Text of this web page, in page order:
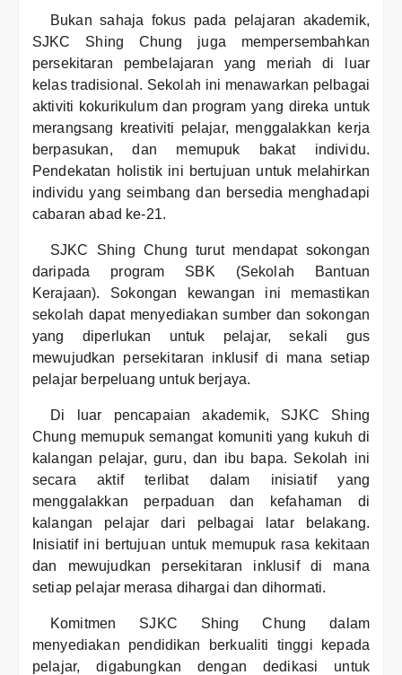
Bukan sahaja fokus pada pelajaran akademik,
SJKC Shing Chung juga mempersembahkan
persekitaran pembelajaran yang meriah di luar
kelas tradisional. Sekolah ini menawarkan pelbagai
aktiviti kokurikulum dan program yang direka untuk
merangsang kreativiti pelajar, menggalakkan kerja
berpasukan, dan memupuk bakat individu.
Pendekatan holistik ini bertujuan untuk melahirkan
individu yang seimbang dan bersedia menghadapi
cabaran abad ke-21.
SJKC Shing Chung turut mendapat sokongan
daripada program SBK (Sekolah Bantuan
Kerajaan). Sokongan kewangan ini memastikan
sekolah dapat menyediakan sumber dan sokongan
yang diperlukan untuk pelajar, sekali gus
mewujudkan persekitaran inklusif di mana setiap
pelajar berpeluang untuk berjaya.
Di luar pencapaian akademik, SJKC Shing
Chung memupuk semangat komuniti yang kukuh di
kalangan pelajar, guru, dan ibu bapa. Sekolah ini
secara aktif terlibat dalam inisiatif yang
menggalakkan perpaduan dan kefahaman di
kalangan pelajar dari pelbagai latar belakang.
Inisiatif ini bertujuan untuk memupuk rasa kekitaan
dan mewujudkan persekitaran inklusif di mana
setiap pelajar merasa dihargai dan dihormati.
Komitmen SJKC Shing Chung dalam
menyediakan pendidikan berkualiti tinggi kepada
pelajar, digabungkan dengan dedikasi untuk